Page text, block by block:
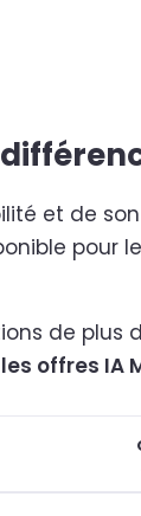
et de
pour
de plus
offres IA